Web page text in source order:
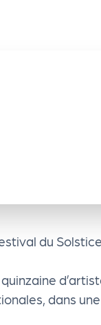
du
dans